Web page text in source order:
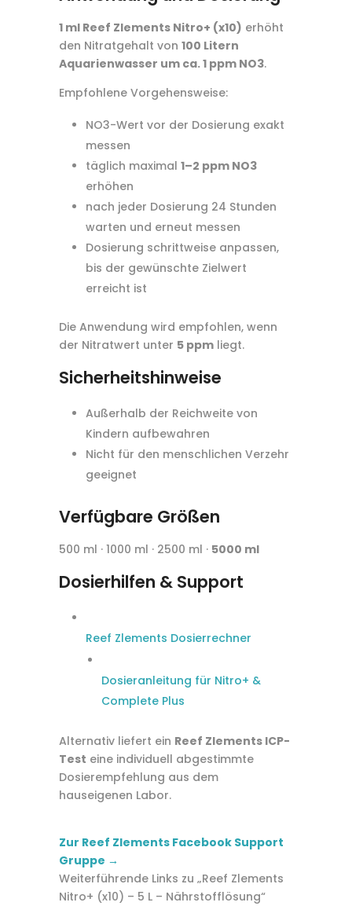
1 ml Reef Zlements Nitro+ (x10) erhöht
den Nitratgehalt von 100 Litern
Aquarienwasser um ca. 1 ppm NO3.
Empfohlene Vorgehensweise:
NO3-Wert vor der Dosierung exakt
messen
täglich maximal 1–2 ppm NO3
erhöhen
nach jeder Dosierung 24 Stunden
warten und erneut messen
Dosierung schrittweise anpassen,
bis der gewünschte Zielwert
erreicht ist
Die Anwendung wird empfohlen, wenn
der Nitratwert unter 5 ppmliegt.
Sicherheitshinweise
Außerhalb der Reichweite von
Kindern aufbewahren
Nicht für den menschlichen Verzehr
geeignet
Verfügbare Größen
500 ml · 1000 ml · 2500 ml · 5000 ml
Dosierhilfen & Support
Reef Zlements Dosierrechner
Dosieranleitung für Nitro+ &
Complete Plus
Alternativ liefert ein Reef Zlements ICP-
Test eine individuell abgestimmte
Dosierempfehlung aus dem
hauseigenen Labor.
Zur Reef Zlements Facebook Support
Gruppe →
Weiterführende Links zu „Reef Zlements
Nitro+ (x10) – 5 L – Nährstofflösung“